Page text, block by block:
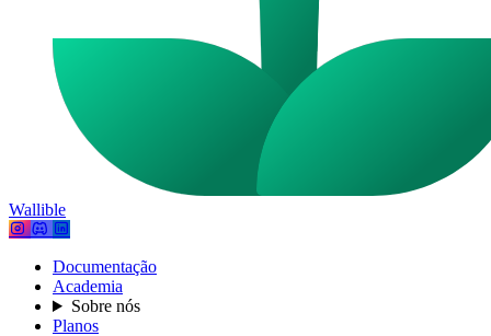
Wallible
Documentação
Academia
Sobre nós
Planos